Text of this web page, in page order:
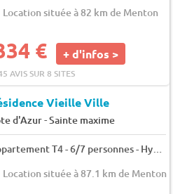
Location située à 82 km de Menton
€ + d'infos >
AVIS SUR 8 SITES
Vieille Ville
d'Azur-Sainte maxime
Location située à 87.1 km de Menton